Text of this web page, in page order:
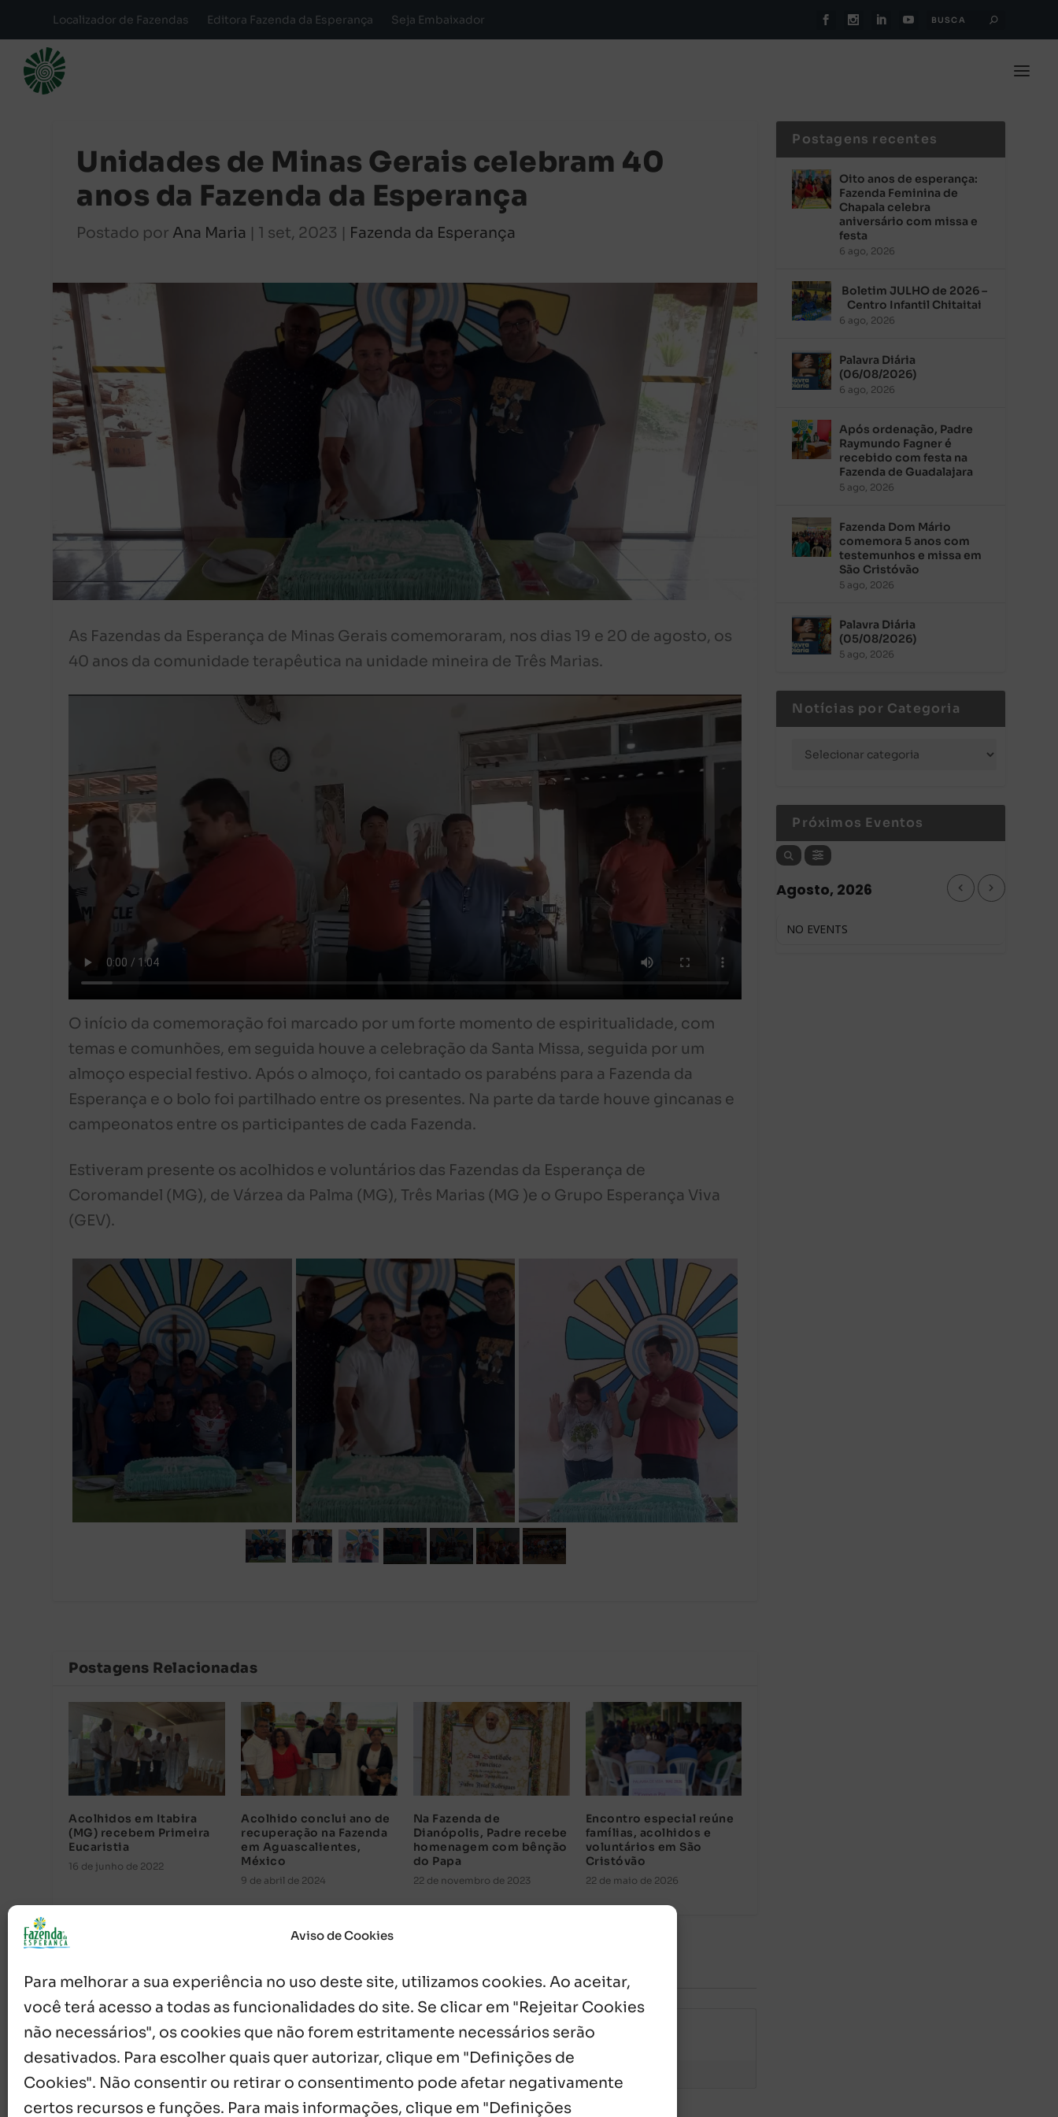
Aviso de Cookies
Para melhorar a sua experiência no uso deste site, utilizamos cookies. Ao aceitar,
você terá acesso a todas as funcionalidades do site. Se clicar em "Rejeitar Cookies
não necessários", os cookies que não forem estritamente necessários serão
desativados. Para escolher quais quer autorizar, clique em "Definições de
Cookies". Não consentir ou retirar o consentimento pode afetar negativamente
certos recursos e funções. Para mais informações, clique em "Definições
Localizador de Fazendas Editora Fazenda da Esperança Seja Embaixador
Unidades de Minas Gerais celebram 40
anos da Fazenda da Esperança
Postado por Ana Maria | 1 set, 2023 | Fazenda da Esperança
As Fazendas da Esperança de Minas Gerais comemoraram, nos dias 19 e 20 de agosto, os
40 anos da comunidade terapêutica na unidade mineira de Três Marias.
O início da comemoração foi marcado por um forte momento de espiritualidade, com
temas e comunhões, em seguida houve a celebração da Santa Missa, seguida por um
almoço especial festivo. Após o almoço, foi cantado os parabéns para a Fazenda da
Esperança e o bolo foi partilhado entre os presentes. Na parte da tarde houve gincanas e
campeonatos entre os participantes de cada Fazenda.
Estiveram presente os acolhidos e voluntários das Fazendas da Esperança de
Coromandel (MG), de Várzea da Palma (MG), Três Marias (MG )e o Grupo Esperança Viva
(GEV).
Postagens Relacionadas
Acolhidos em Itabira
(MG) recebem Primeira
Eucaristia
16 de junho de 2022
Acolhido conclui ano de
recuperação na Fazenda
em Aguascalientes,
México
9 de abril de 2024
Na Fazenda de
Dianópolis, Padre recebe
homenagem com bênção
do Papa
22 de novembro de 2023
Encontro especial reúne
famílias, acolhidos e
voluntários em São
Cristóvão
22 de maio de 2026
Postagens recentes
Oito anos de esperança:
Fazenda Feminina de
Chapala celebra
aniversário com missa e
festa
6 ago, 2026
Boletim JULHO de 2026 –
Centro Infantil Chitaitai
6 ago, 2026
Palavra Diária
(06/08/2026)
6 ago, 2026
Após ordenação, Padre
Raymundo Fagner é
recebido com festa na
Fazenda de Guadalajara
5 ago, 2026
Fazenda Dom Mário
comemora 5 anos com
testemunhos e missa em
São Cristóvão
5 ago, 2026
Palavra Diária
(05/08/2026)
5 ago, 2026
Notícias por Categoria
Próximos Eventos
Agosto, 2026
NO EVENTS